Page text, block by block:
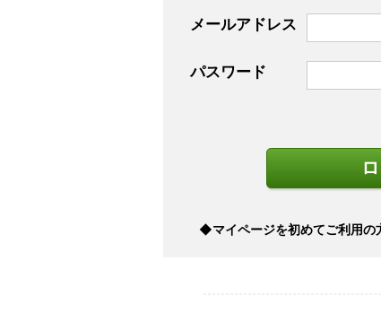
メールアドレス
パスワード
◆マイページを初めてご利用の